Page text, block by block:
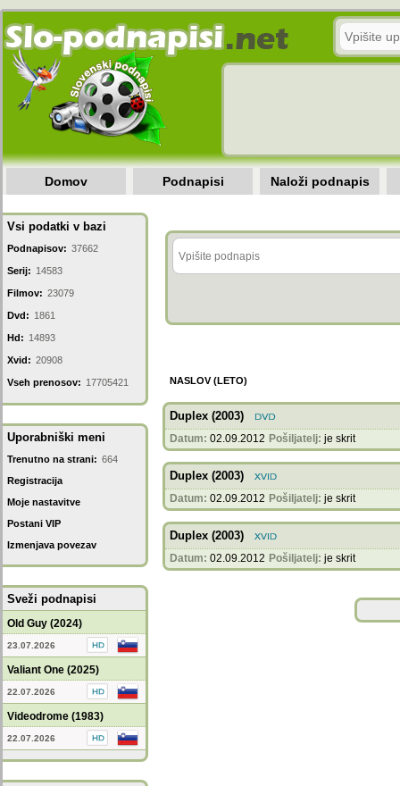
Domov Podnapisi Naloži podnapis
Vsi podatki v bazi
Podnapisov: 37662
Serij: 14583
Filmov: 23079
Dvd: 1861
Hd: 14893
Xvid: 20908
Vseh prenosov: 17705421
Uporabniški meni
Trenutno na strani: 664
Registracija
Moje nastavitve
Postani VIP
Izmenjava povezav
Sveži podnapisi
Old Guy (2024)
23.07.2026
Valiant One (2025)
22.07.2026
Videodrome (1983)
22.07.2026
NASLOV (LETO)
Duplex (2003)
Datum: 02.09.2012 Pošiljatelj: je skrit
Duplex (2003)
Datum: 02.09.2012 Pošiljatelj: je skrit
Duplex (2003)
Datum: 02.09.2012 Pošiljatelj: je skrit